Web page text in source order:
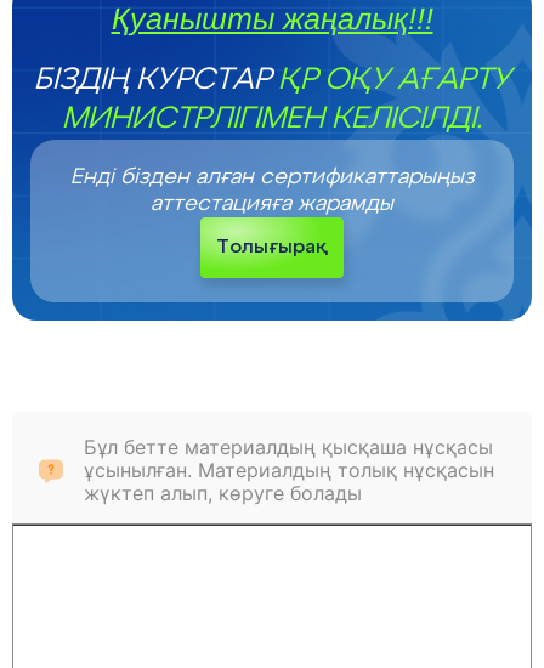
Қуанышты жаңалық!!!
БІЗДІҢ КУРСТАРҚР ОҚУ АҒАРТУ
МИНИСТРЛІГІМЕН КЕЛІСІЛДІ.
Енді бізден алған сертификаттарыңыз
аттестацияға жарамды
Толығырақ
Бұл бетте материалдың қысқаша нұсқасы
ұсынылған. Материалдың толық нұсқасын
жүктеп алып, көруге болады